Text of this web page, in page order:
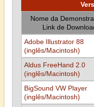
Nome da
Link de
Adobe Illustrator 88
(inglês/Macintosh)
Aldus FreeHand 2.0
(inglês/Macintosh)
BigSound VW Player
(inglês/Macintosh)